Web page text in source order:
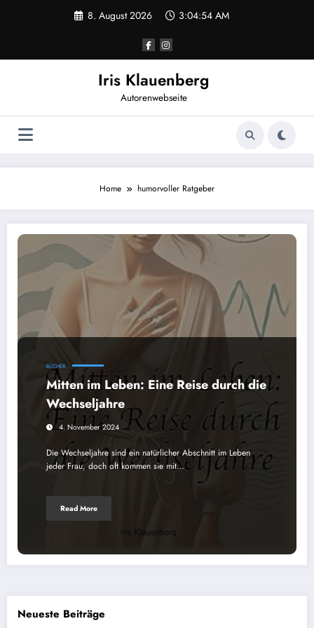
8. August 2026 3:04:54 AM
Iris Klauenberg
Autorenwebseite
Home humorvoller Ratgeber
Mitten im Leben: Eine Reise durch die Wechseljahre
BÜCHER
Mitten im Leben: Eine Reise durch die
Wechseljahre
4. November 2024
Die Wechseljahre sind ein natürlicher Abschnitt im Leben
jeder Frau, doch oft kommen sie mit…
Read More
Neueste Beiträge